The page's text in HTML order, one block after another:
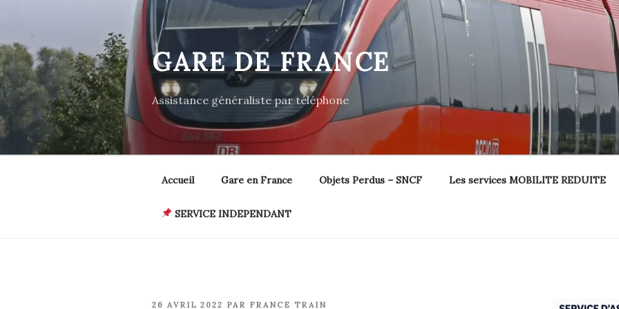
contenu
principal
GARE DE FRANCE
Assistance généraliste par téléphone
Accueil Gare en France Objets Perdus – SNCF Les services MOBILITE REDUITE
SERVICE INDEPENDANT
PUBLIÉ
26 AVRIL 2022 PAR FRANCE TRAIN